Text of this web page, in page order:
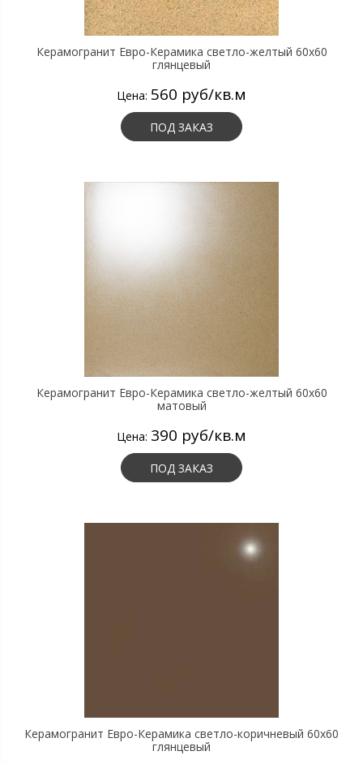
Керамогранит Евро-Керамика светло-желтый 60х60
глянцевый
Цена: 560 руб/кв.м
ПОД ЗАКАЗ
Керамогранит Евро-Керамика светло-желтый 60х60
матовый
Цена: 390 руб/кв.м
ПОД ЗАКАЗ
Керамогранит Евро-Керамика светло-коричневый 60х60
глянцевый